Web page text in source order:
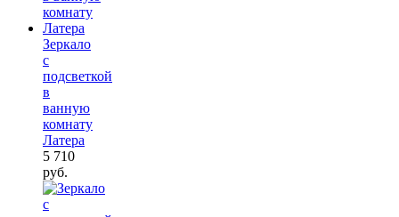
Зеркало
с
подсветкой
в
ванную
комнату
Латера
5 710
руб.